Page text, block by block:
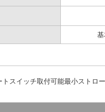
スイッチ取付可能最小ストロ